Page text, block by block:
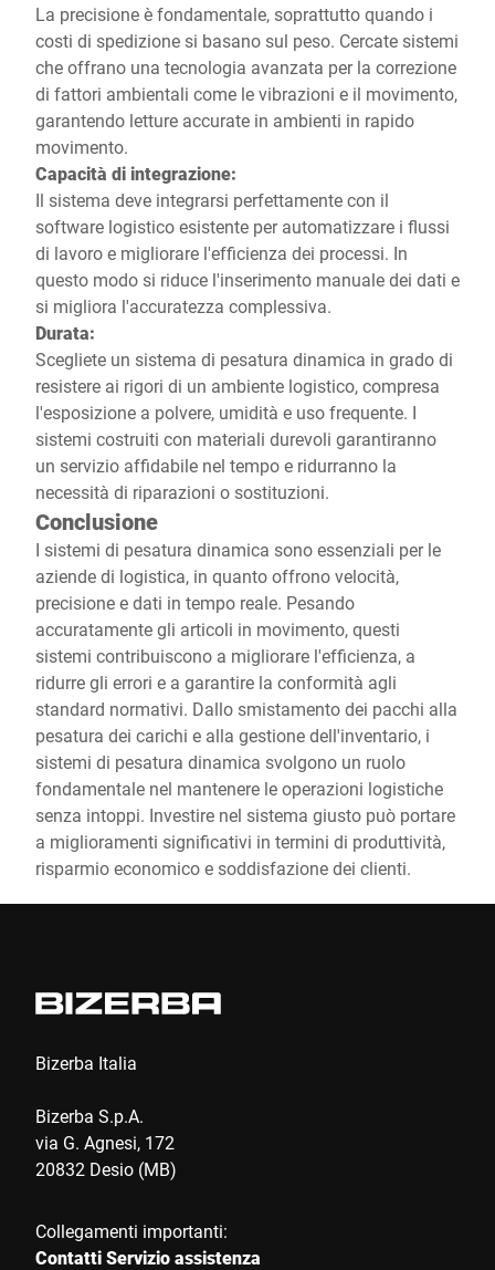
La precisione è fondamentale, soprattutto quando i
costi di spedizione si basano sul peso. Cercate sistemi
che offrano una tecnologia avanzata per la correzione
di fattori ambientali come le vibrazioni e il movimento,
garantendo letture accurate in ambienti in rapido
movimento.
Capacità di integrazione:
Il sistema deve integrarsi perfettamente con il
software logistico esistente per automatizzare i flussi
di lavoro e migliorare l'efficienza dei processi. In
questo modo si riduce l'inserimento manuale dei dati e
si migliora l'accuratezza complessiva.
Durata:
Scegliete un sistema di pesatura dinamica in grado di
resistere ai rigori di un ambiente logistico, compresa
l'esposizione a polvere, umidità e uso frequente. I
sistemi costruiti con materiali durevoli garantiranno
un servizio affidabile nel tempo e ridurranno la
necessità di riparazioni o sostituzioni.
Conclusione
I sistemi di pesatura dinamica sono essenziali per le
aziende di logistica, in quanto offrono velocità,
precisione e dati in tempo reale. Pesando
accuratamente gli articoli in movimento, questi
sistemi contribuiscono a migliorare l'efficienza, a
ridurre gli errori e a garantire la conformità agli
standard normativi. Dallo smistamento dei pacchi alla
pesatura dei carichi e alla gestione dell'inventario, i
sistemi di pesatura dinamica svolgono un ruolo
fondamentale nel mantenere le operazioni logistiche
senza intoppi. Investire nel sistema giusto può portare
a miglioramenti significativi in termini di produttività,
risparmio economico e soddisfazione dei clienti.
Bizerba Italia
Bizerba S.p.A.
via G. Agnesi, 172
20832 Desio (MB)
Collegamenti importanti:
Contatti Servizio assistenza